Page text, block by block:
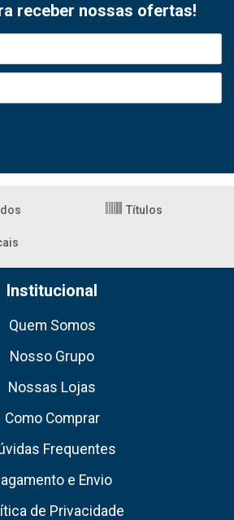
receber nossas ofertas!
Títulos
Institucional
Quem Somos
Nosso Grupo
Nossas Lojas
Como Comprar
Frequentes
e Envio
de Privacidade